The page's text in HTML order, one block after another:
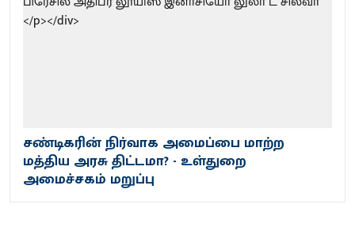
சண்டிகரின் நிர்வாக அமைப்பை மாற்ற
மத்திய அரசு திட்டமா? - உள்துறை
அமைச்சகம் மறுப்பு